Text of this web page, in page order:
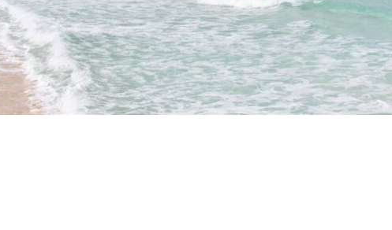
пр. Соборний 216
+38 (067) 180-32-43,
+38 (099) 180-32-43,
+38 (093) 180-32-43,
0800 33 01 80
zp_city@aventour.ua